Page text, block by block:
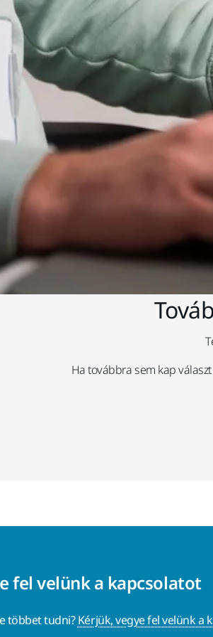
Ha továbbra sem kap
fel velünk a kapcsolatot
többet tudni?Kérjük, vegye fel velünk a